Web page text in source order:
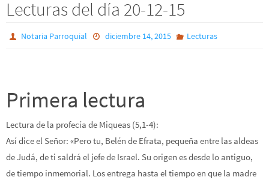
Lecturas del día 20-12-15
Notaria Parroquial diciembre 14, 2015 Lecturas
Primera lectura
Lectura de la profecía de Miqueas (5,1-4):
Así dice el Señor: «Pero tu, Belén de Efrata, pequeña entre las aldeas
de Judá, de ti saldrá el jefe de Israel. Su origen es desde lo antiguo,
de tiempo inmemorial. Los entrega hasta el tiempo en que la madre